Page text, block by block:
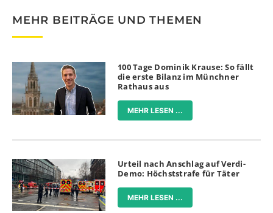
MEHR BEITRÄGE UND THEMEN
100 Tage Dominik Krause: So fällt
die erste Bilanz im Münchner
Rathaus aus
MEHR LESEN ...
Urteil nach Anschlag auf Verdi-
Demo: Höchststrafe für Täter
MEHR LESEN ...